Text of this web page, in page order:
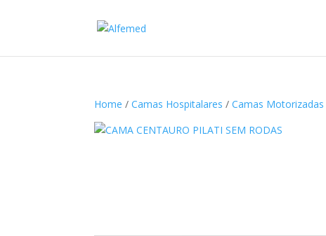
Home /Camas Hospitalares /Camas Motorizadas